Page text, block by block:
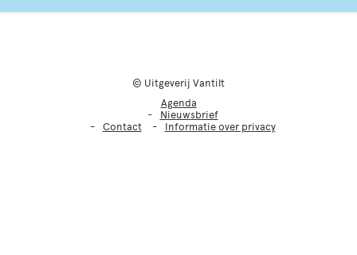
© Uitgeverij Vantilt
Agenda
Nieuwsbrief
Contact
Informatie over privacy